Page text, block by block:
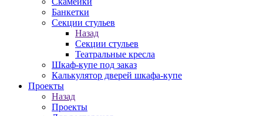
Банкетки
Секции стульев
Назад
Секции стульев
Театральные кресла
Шкаф-купе под заказ
Калькулятор дверей шкафа-купе
Проекты
Назад
Проекты